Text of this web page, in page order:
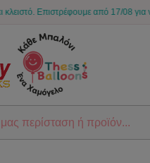
Επιστρέφουμε από 17/08 για να